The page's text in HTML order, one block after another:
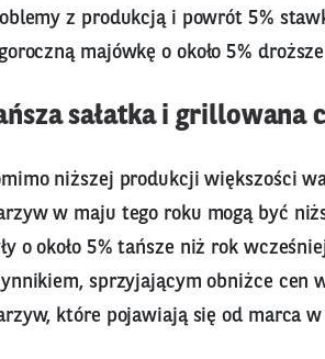
z produkcją i powrót 5%
majówkę o około 5%
sałatka i grillowana
niższej produkcji większości
w maju tego roku mogą być
o około 5% tańsze niż rok
sprzyjającym obniżce cen
które pojawiają się od marca